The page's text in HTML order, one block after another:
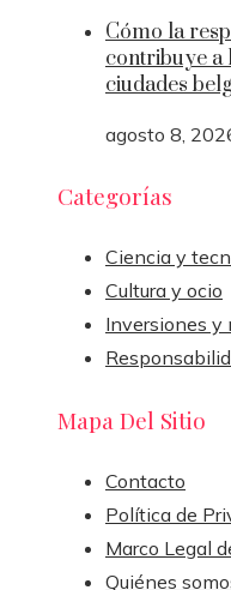
Cómo la
contribuye a
ciudades
agosto 8,
Categorías
Ciencia y
Cultura y ocio
Inversiones y
Mapa Del Sitio
Contacto
Política de
Marco Legal
Quiénes